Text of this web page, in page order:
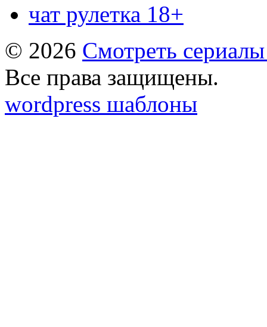
чат рулетка 18+
© 2026 Смотреть
Все права защищены.
wordpress шаблоны